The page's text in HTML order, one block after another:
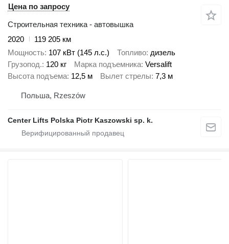
Цена по запросу
Строительная техника - автовышка
2020
119 205 км
Мощность 107 кВт (145 л.с.) Топливо дизель
Грузопод. 120 кг Марка подъемника Versalift
Высота подъема 12,5 м Вылет стрелы 7,3 м
Польша, Rzeszów
Center Lifts Polska Piotr Kaszowski sp. k.